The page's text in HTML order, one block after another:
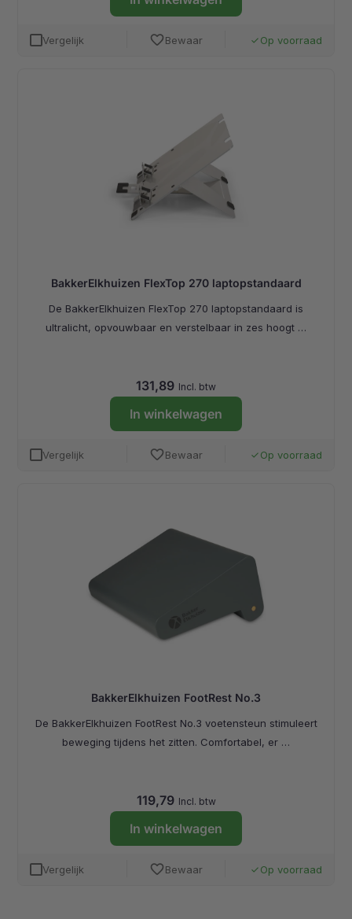
Vergelijk favoriteBewaar done Op voorraad
BakkerElkhuizen FlexTop 270 laptopstandaard
De BakkerElkhuizen FlexTop 270 laptopstandaard is
ultralicht, opvouwbaar en verstelbaar in zes hoogt …
131,89 Incl. btw
In winkelwagen
Vergelijk favoriteBewaar done Op voorraad
BakkerElkhuizen FootRest No.3
De BakkerElkhuizen FootRest No.3 voetensteun stimuleert
beweging tijdens het zitten. Comfortabel, er …
119,79 Incl. btw
In winkelwagen
Vergelijk favoriteBewaar done Op voorraad